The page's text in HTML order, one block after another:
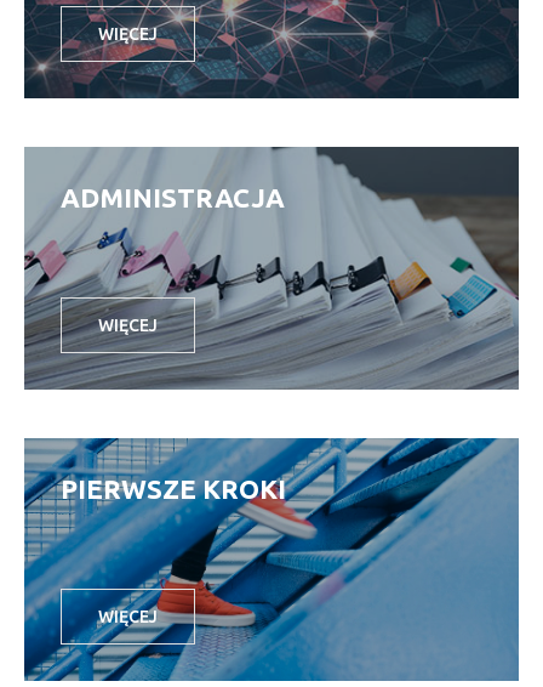
WIĘCEJ
ADMINISTRACJA
WIĘCEJ
PIERWSZE KROKI
WIĘCEJ